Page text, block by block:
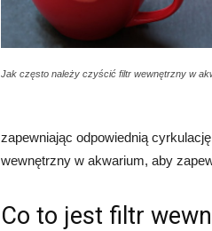
Jak często należy czyścić filtr wewnętrzny w
zapewniając odpowiednią
wewnętrzny w akwarium, aby
Co to jest filtr